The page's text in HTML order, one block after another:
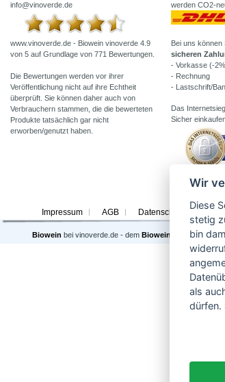
info@vinoverde.de
www.vinoverde.de - Biowein vinoverde 4.9
von 5 auf Grundlage von 771 Bewertungen.
Die Bewertungen werden vor ihrer
Veröffentlichung nicht auf ihre Echtheit
überprüft. Sie können daher auch von
Verbrauchern stammen, die die bewerteten
Produkte tatsächlich gar nicht
erworben/genutzt haben.
werden CO2-
Bei uns können
sicheren
- Vorkasse (-
- Rechnung
- Lastschrift/
Das
Sicher
Impressum AGB Datenschutzerklärung
Biowein bei vinoverde.de - dem Bioweinhandelmit der
Wir
Diese
stetig
bin
als
dürfen.